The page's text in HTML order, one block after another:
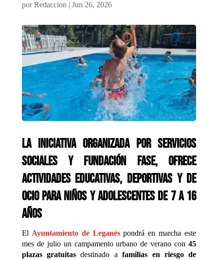
porRedaccion| Jun 26, 2026
La iniciativa organizada por Servicios
Sociales y Fundación FASE, ofrece
actividades educativas, deportivas y de
ocio para niños y adolescentes de 7 a 16
años
El Ayuntamiento de Leganéspondrá en marcha este
mes de julio un campamento urbano de verano con45
plazas gratuitas destinado afamilias en riesgo de